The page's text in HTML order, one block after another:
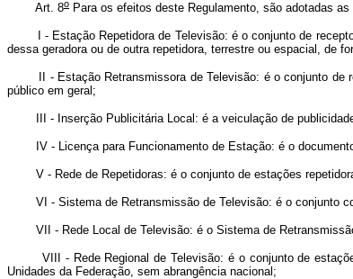
Art. 8o Para os efeitos deste Regulamento, são adotadas
I - Estação Repetidora de Televisão: é o conjunto de
dessa geradora ou de outra repetidora, terrestre ou espacial, de
II - Estação Retransmissora de Televisão: é o conjunto de
público em geral;
III - Inserção Publicitária Local: é a veiculação de publicidade
IV - Licença para Funcionamento de Estação: é o
V - Rede de Repetidoras: é o conjunto de estações
VI - Sistema de Retransmissão de Televisão: é o conjunto
VII - Rede Local de Televisão: é o Sistema de Retransmissão
VIII - Rede Regional de Televisão: é o conjunto de estações
Unidades da Federação, sem abrangência nacional;